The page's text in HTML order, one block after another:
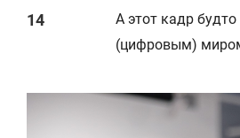
А этот кадр
(цифровым)